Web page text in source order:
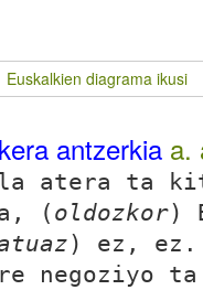
Euskalkien diagrama ikusi
antzerkia a.
atera ta
( oldozkor)
) ez,
negoziyo ta